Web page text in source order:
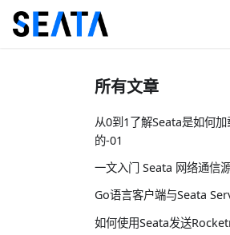
所有文章
从0到1了解Seata是如何
的-01
一文入门 Seata 网络通信
Go语言客户端与Seata
如何使用Seata发送